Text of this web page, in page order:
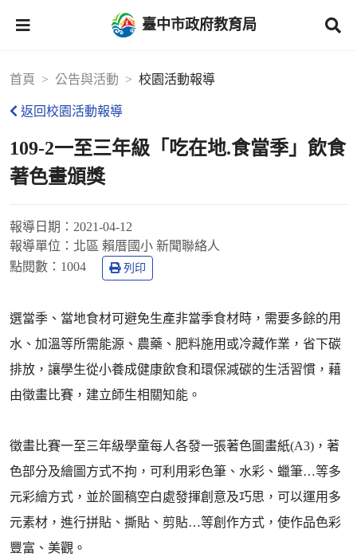
臺中市政府教育局
首頁 公告與活動 校園活動報導
返回校園活動報導
109-2一至三年級「吃在地.食當季」飲食
著色畫頒獎
報導日期： 2021-04-12
報導單位： 北區 賴厝國小 新聞聯絡人
點閱數： 1004 列印
選當季、當地食材可避免生產非當季食材時，需要多餘的用
水、加溫等所需能源、農藥、肥料施用或冷藏作業，省下碳
排放，讓學生從小養成健康飲食和環保減碳的生活習慣，藉
由徵畫比賽，建立師生相關知能。
徵畫比賽一至三年級學童每人各發一張著色圖畫紙(A3)，著
色部分及繪圖方式不拘，可利用彩色筆、水彩、蠟筆…等多
元彩繪方式，並於圖稿空白處發揮創意及巧思，可以運用多
元素材，進行拼貼、撕貼、剪貼…等創作方式，使作品色彩
豐富、美觀。